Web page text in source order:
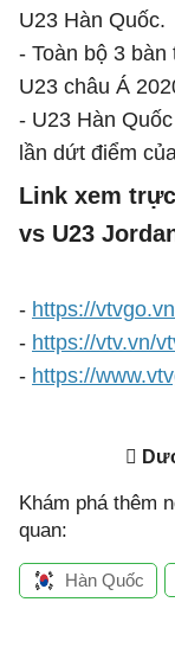
U23 Hàn Quốc.
- Toàn bộ 3
U23 châu Á
- U23 Hàn
lần dứt điểm
Link xem
vs U23
- https://
- https://vtv.vn/
- https://
Khám phá thêm
quan:
Hàn Quốc